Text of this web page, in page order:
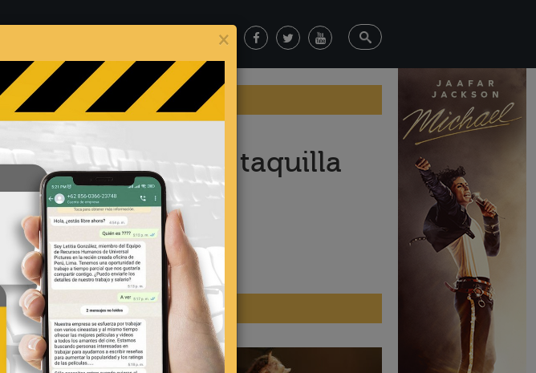
récord de taquilla
Noticias
×